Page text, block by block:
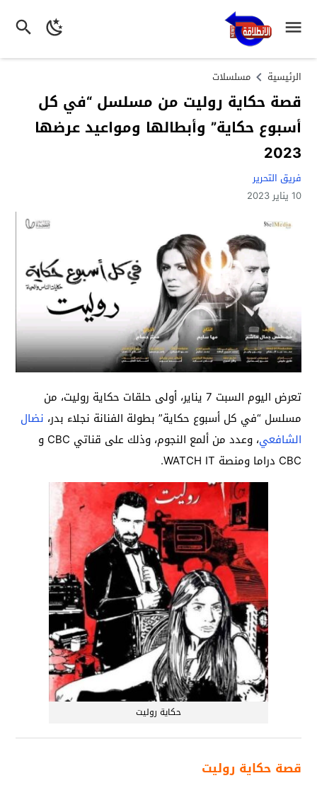
الرئيسية مسلسلات
قصة حكاية روليت من مسلسل “في كل
أسبوع حكاية” وأبطالها ومواعيد عرضها
2023
فريق التحرير
10 يناير 2023
تعرض اليوم السبت 7 يناير، أولى حلقات حكاية روليت، من
مسلسل “في كل أسبوع حكاية” بطولة الفنانة نجلاء بدر، نضال
الشافعي
، وعدد من ألمع النجوم، وذلك على قناتي CBC و
CBC دراما ومنصة WATCH IT.
حكاية روليت
قصة حكاية روليت